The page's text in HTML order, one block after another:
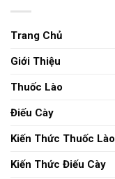
Trang Chủ
Giới Thiệu
Thuốc Lào
Điếu Cày
Kiến Thức Thuốc Lào
Kiến Thức Điếu Cày